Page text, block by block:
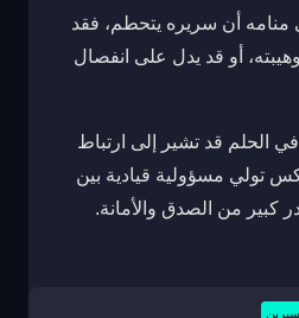
أن سريره يتحطم، فقد
أو قد يدل على انفصال
الحلم قد تشير إلى ارتباط
تولي مسؤولية قيادية بين
كبير من الصدق والأمانة.
سيرين